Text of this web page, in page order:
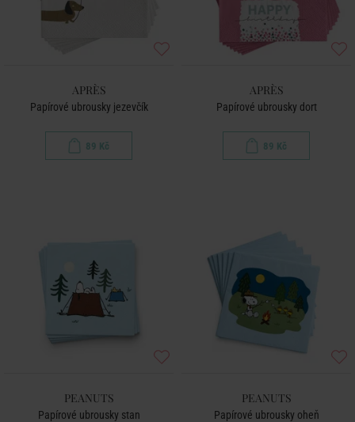
APRÈS
Papírové ubrousky jezevčík
89 Kč
APRÈS
Papírové ubrousky dort
89 Kč
PEANUTS
Papírové ubrousky stan
PEANUTS
Papírové ubrousky oheň